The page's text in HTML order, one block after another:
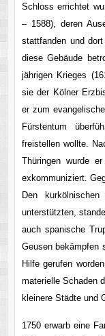
Schloss errichtet
– 1588), deren
stattfanden und
diese Gebäude
jährigen Krieges
sie der Kölner
er zum
Fürstentum
freistellen wollte.
Thüringen wurde
exkommuniziert.
Den
unterstützten,
auch spanische
Geusen bekämpfen
Hilfe gerufen
materielle Schaden
kleinere Städte und
1750 erwarb eine